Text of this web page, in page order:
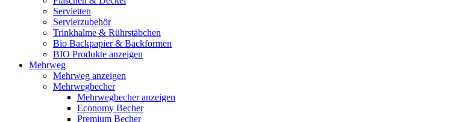
Servietten
Servierzubehör
Trinkhalme & Rührstäbchen
Bio Backpapier & Backformen
BIO Produkte anzeigen
Mehrweg
Mehrweg anzeigen
Mehrwegbecher
Mehrwegbecher anzeigen
Economy Becher
Premium Becher